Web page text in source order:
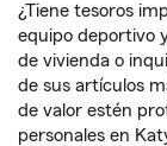
¿Tiene tesoros
equipo deportivo
de vivienda o
de sus artículos
de valor estén
personales en